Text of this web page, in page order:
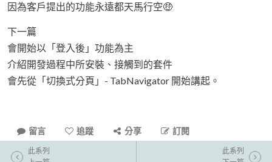
因為客戶提出的功能永遠都天馬行空🤑
下一篇
會開始以「登入後」功能為主
介紹開發過程中所安裝、接觸到的套件
會先從「切換式分頁」- TabNavigator 開始講起。
留言 追蹤 分享 訂閱
此系列
此系列